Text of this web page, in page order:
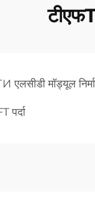
एलसीडी मॉड्यूल
पर्दा